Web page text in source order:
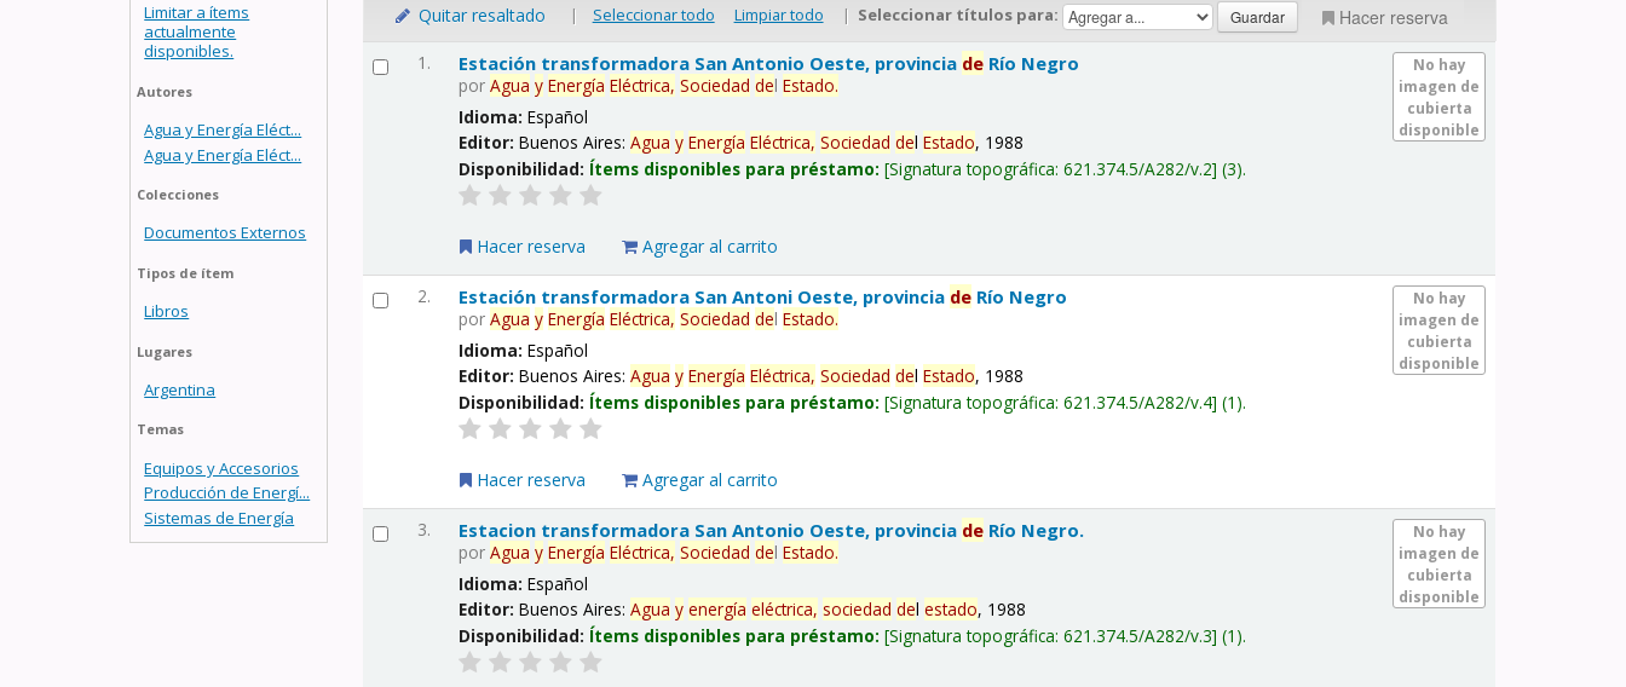
Limitar a ítems
actualmente
disponibles.
Autores
Agua y Energía Eléct...
Agua y Energía Eléct...
Colecciones
Documentos Externos
Tipos de ítem
Libros
Lugares
Argentina
Temas
Equipos y Accesorios
Producción de Energí...
Sistemas de Energía
Quitar resaltado | Seleccionar todo Limpiar todo | Seleccionar títulos para: Hacer reserva
1.
No hay
imagen de
cubierta
disponible
Estación transformadora San Antonio Oeste, provincia de Río Negro
porAgua y Energía Eléctrica, Sociedad delEstado.
Idioma:Español
Editor:Buenos Aires:Agua y Energía Eléctrica, Sociedad delEstado, 1988
Disponibilidad: Ítems disponibles para préstamo: Signatura topográfica:621.374.5/A282/v.2 (3).
Hacer reserva Agregar al carrito
2.
No hay
imagen de
cubierta
disponible
Estación transformadora San Antoni Oeste, provincia de Río Negro
porAgua y Energía Eléctrica, Sociedad delEstado.
Idioma:Español
Editor:Buenos Aires:Agua y Energía Eléctrica, Sociedad delEstado, 1988
Disponibilidad: Ítems disponibles para préstamo: Signatura topográfica:621.374.5/A282/v.4 (1).
Hacer reserva Agregar al carrito
3.
No hay
imagen de
cubierta
disponible
Estacion transformadora San Antonio Oeste, provincia de Río Negro.
porAgua y Energía Eléctrica, Sociedad delEstado.
Idioma:Español
Editor:Buenos Aires:Agua y energía eléctrica, sociedad delestado, 1988
Disponibilidad: Ítems disponibles para préstamo: Signatura topográfica:621.374.5/A282/v.3 (1).